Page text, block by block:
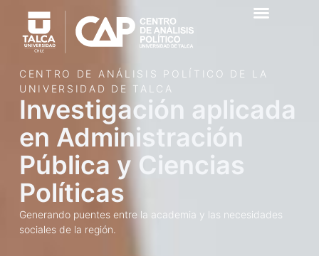
CENTRO DE ANÁLISIS POLÍTICO DE LA
UNIVERSIDAD DE TALCA
Investigación aplicada
en Administración
Pública y Ciencias
Políticas
Generando puentes entre la academia y las necesidades
sociales de la región.